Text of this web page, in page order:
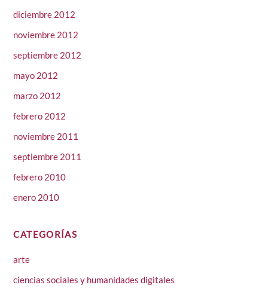
diciembre 2012
noviembre 2012
septiembre 2012
mayo 2012
marzo 2012
febrero 2012
noviembre 2011
septiembre 2011
febrero 2010
enero 2010
CATEGORÍAS
arte
ciencias sociales y humanidades digitales